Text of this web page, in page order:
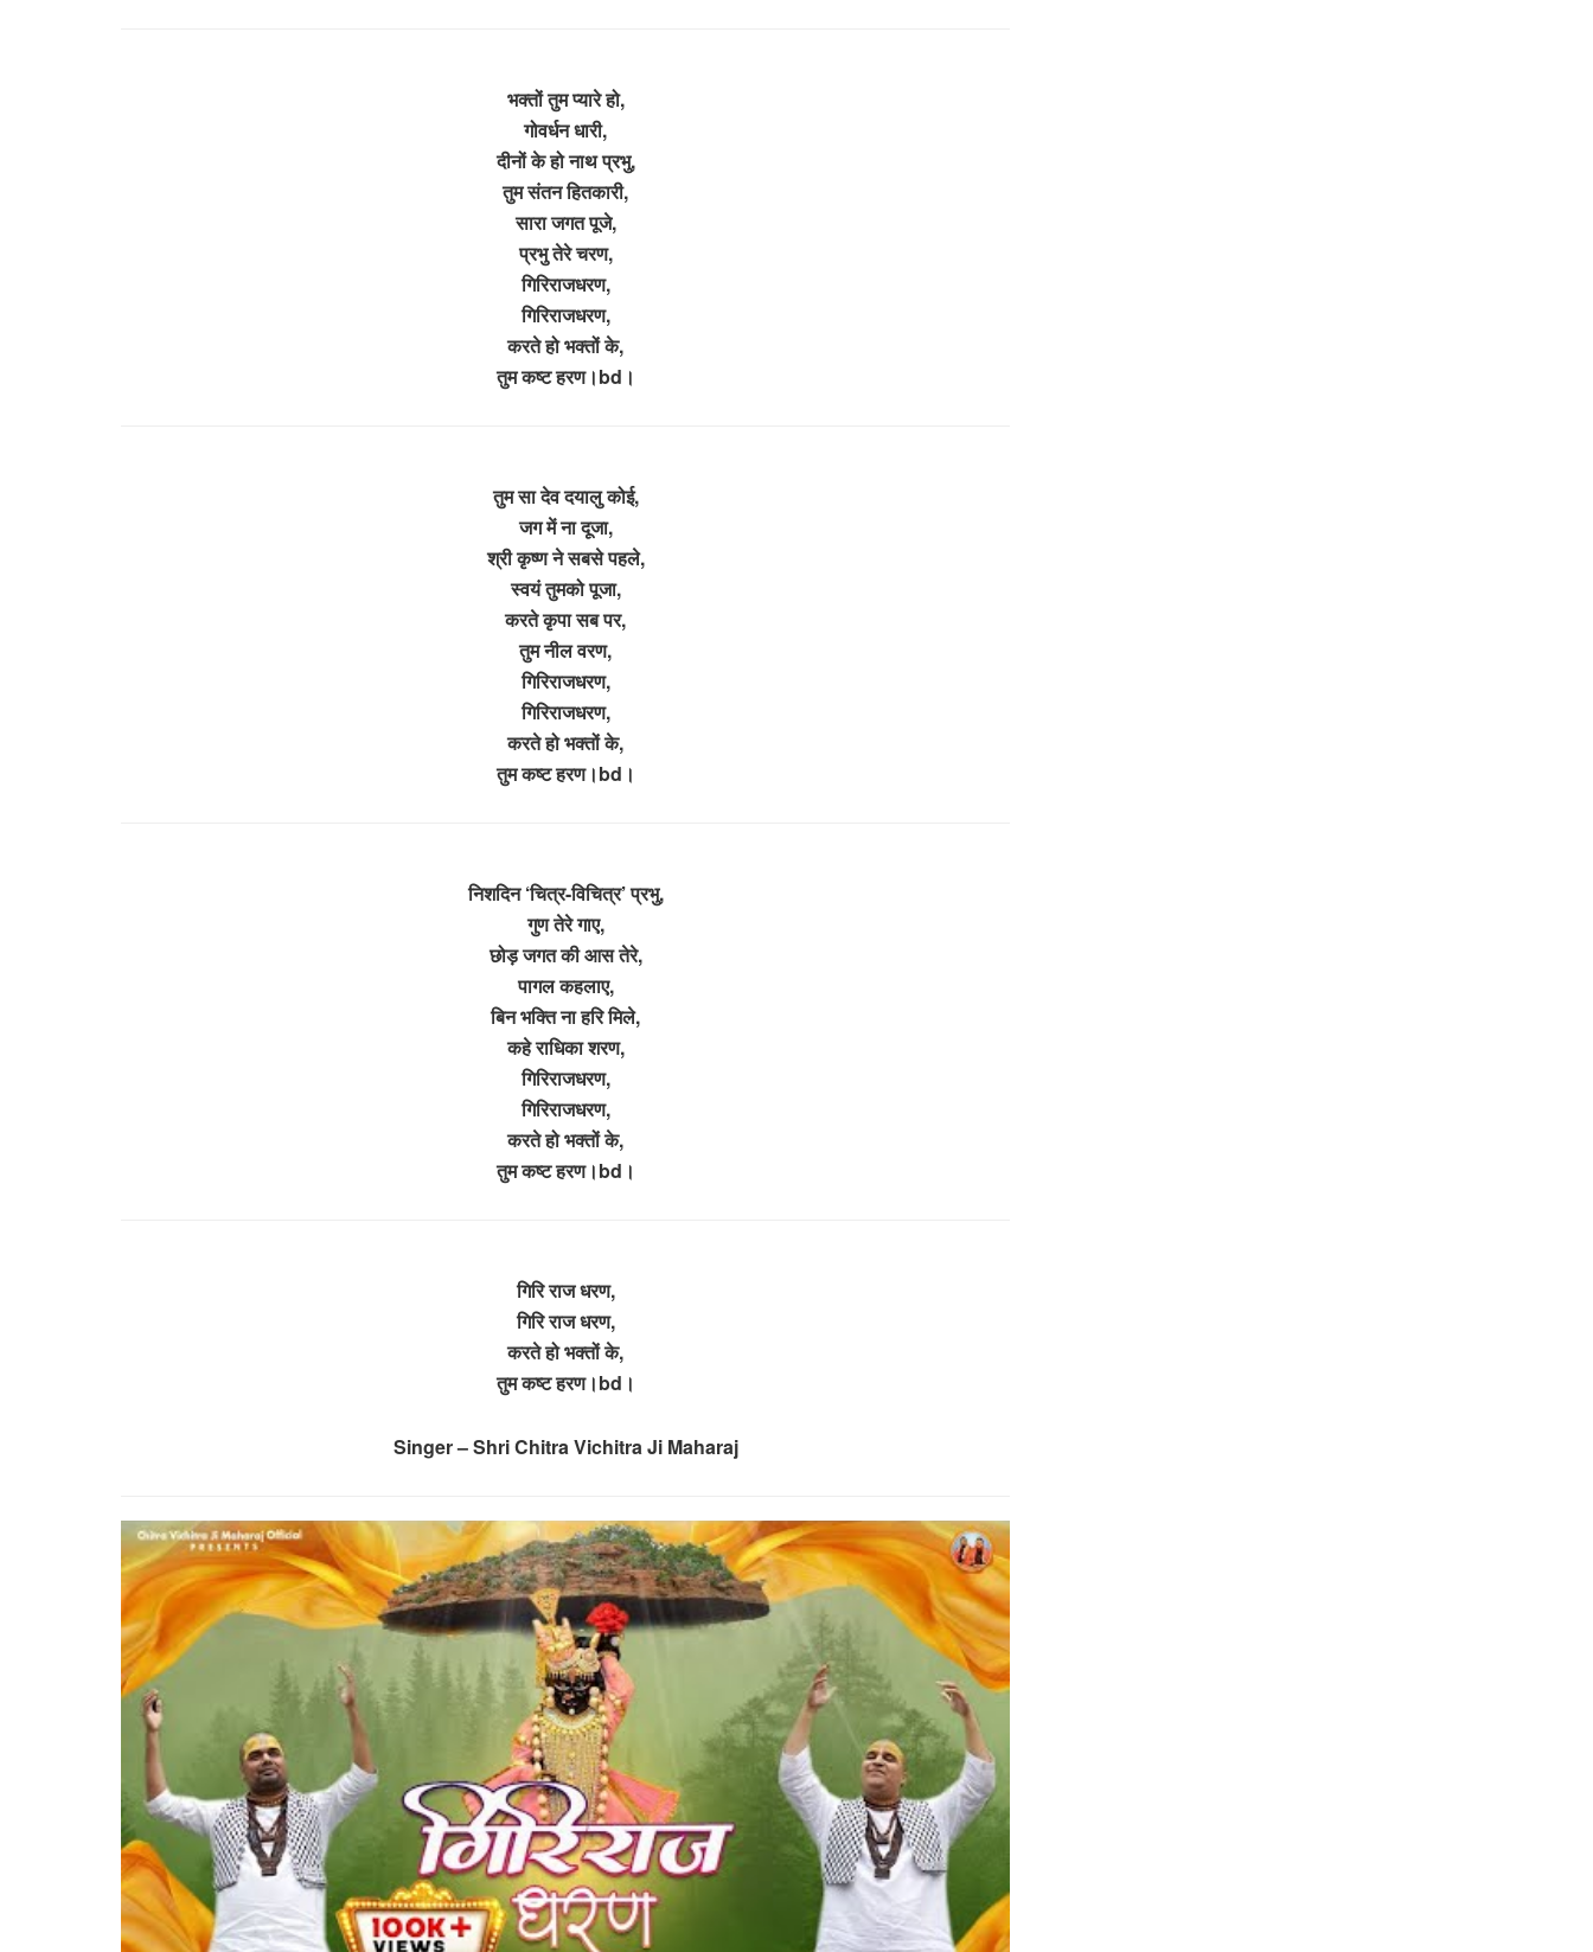
भक्तों तुम प्यारे हो,
गोवर्धन धारी,
दीनों के हो नाथ प्रभु,
तुम संतन हितकारी,
सारा जगत पूजे,
प्रभु तेरे चरण,
गिरिराजधरण,
गिरिराजधरण,
करते हो भक्तों के,
तुम कष्ट हरण।bd।
तुम सा देव दयालु कोई,
जग में ना दूजा,
श्री कृष्ण ने सबसे पहले,
स्वयं तुमको पूजा,
करते कृपा सब पर,
तुम नील वरण,
गिरिराजधरण,
गिरिराजधरण,
करते हो भक्तों के,
तुम कष्ट हरण।bd।
निशदिन ‘चित्र-विचित्र’ प्रभु,
गुण तेरे गाए,
छोड़ जगत की आस तेरे,
पागल कहलाए,
बिन भक्ति ना हरि मिले,
कहे राधिका शरण,
गिरिराजधरण,
गिरिराजधरण,
करते हो भक्तों के,
तुम कष्ट हरण।bd।
गिरि राज धरण,
गिरि राज धरण,
करते हो भक्तों के,
तुम कष्ट हरण।bd।
Singer – Shri Chitra Vichitra Ji Maharaj